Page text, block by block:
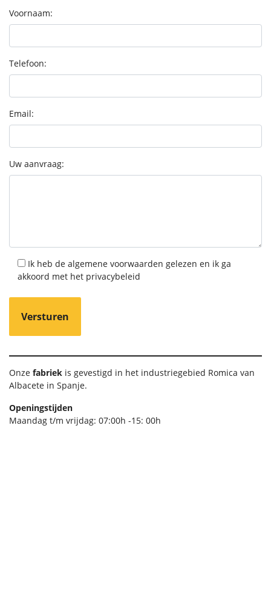
Voornaam:
Telefoon:
Email:
Uw aanvraag:
Ik heb de algemene voorwaarden gelezen en ik ga
akkoord met het privacybeleid
Onze fabriek is gevestigd in het industriegebied Romica van
Albacete in Spanje.
Openingstijden
Maandag t/m vrijdag: 07:00h -15: 00h